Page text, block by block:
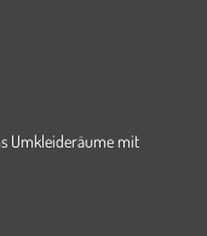
Umkleideräume mit